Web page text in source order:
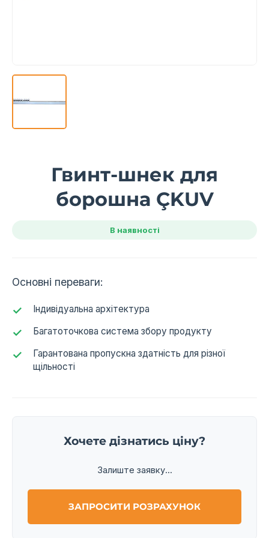
Гвинт-шнек для
борошна ÇKUV
В наявності
Основні переваги:
Індивідуальна архітектура
Багатоточкова система збору продукту
Гарантована пропускна здатність для різної
щільності
Хочете дізнатись ціну?
Залиште заявку...
ЗАПРОСИТИ РОЗРАХУНОК